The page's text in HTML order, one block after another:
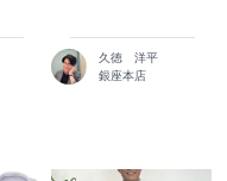
久徳 洋平
銀座本店